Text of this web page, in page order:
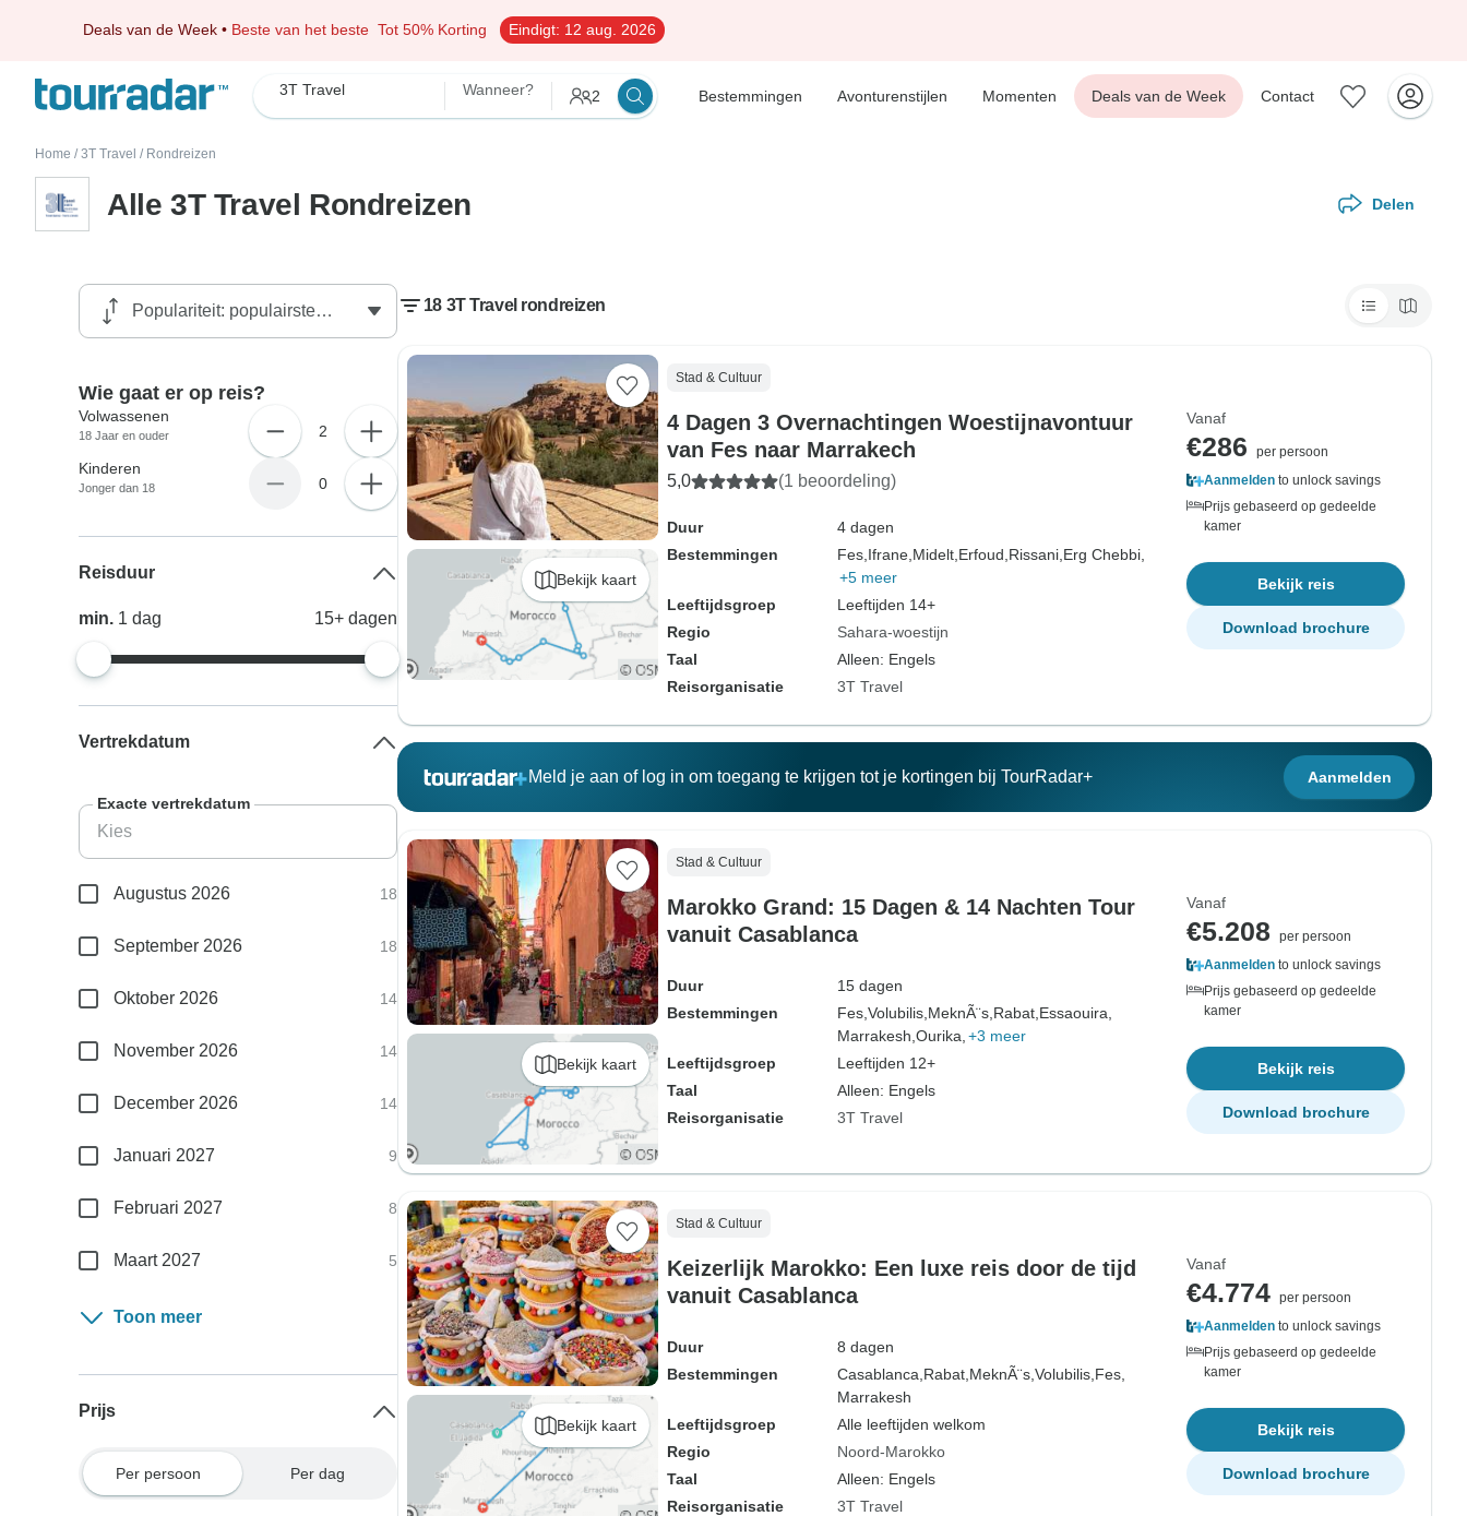
Deals van de Week • Beste van het beste Tot 50% Korting Eindigt: 12 aug. 2026
3T Travel Wanneer? 2 Bestemmingen Avonturenstijlen Momenten Deals van de Week Contact
Home / 3T Travel / Rondreizen
Alle 3T Travel Rondreizen Delen
18 3T Travel rondreizen
Bekijk kaart
Stad & Cultuur
4 Dagen 3 Overnachtingen Woestijnavontuur
van Fes naar Marrakech
5,0 (1 beoordeling)
Duur
4 dagen
Bestemmingen
Fes, Ifrane, Midelt, Erfoud, Rissani, Erg Chebbi,
+5 meer
Leeftijdsgroep
Leeftijden 14+
Regio
Sahara-woestijn
Taal
Alleen: Engels
Reisorganisatie
3T Travel
Vanaf
€286
per persoon
Aanmelden to unlock savings
Prijs gebaseerd op gedeelde
kamer
Bekijk reis
Download brochure
Meld je aan of log in om toegang te krijgen tot je kortingen bij TourRadar+ Aanmelden
Bekijk kaart
Stad & Cultuur
Marokko Grand: 15 Dagen & 14 Nachten Tour
vanuit Casablanca
Duur
15 dagen
Bestemmingen
Fes, Volubilis, MeknÃ¨s, Rabat, Essaouira,
Marrakesh, Ourika, +3 meer
Leeftijdsgroep
Leeftijden 12+
Taal
Alleen: Engels
Reisorganisatie
3T Travel
Vanaf
€5.208
per persoon
Aanmelden to unlock savings
Prijs gebaseerd op gedeelde
kamer
Bekijk reis
Download brochure
Bekijk kaart
Stad & Cultuur
Keizerlijk Marokko: Een luxe reis door de tijd
vanuit Casablanca
Duur
8 dagen
Bestemmingen
Casablanca, Rabat, MeknÃ¨s, Volubilis, Fes,
Marrakesh
Leeftijdsgroep
Alle leeftijden welkom
Regio
Noord-Marokko
Taal
Alleen: Engels
Reisorganisatie
3T Travel
Vanaf
€4.774 per persoon
Aanmelden to unlock savings
Prijs gebaseerd op gedeelde
kamer
Bekijk reis
Download brochure
Wie gaat er op reis?
Volwassenen
18 Jaar en ouder 2
Kinderen
Jonger dan 18 0
Reisduur
min. 1dag 15+ dagen
Vertrekdatum
Exacte vertrekdatum
Augustus 2026 18
September 2026 18
Oktober 2026 14
November 2026 14
December 2026 14
Januari 2027 9
Februari 2027 8
Maart 2027 5
Toon meer
Prijs
Per persoon Per dag